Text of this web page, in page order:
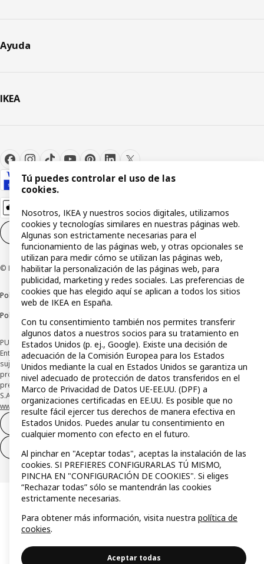
Ayuda
IKEA
Configuración de cookies ES
© Inter IKEA Systems B.V 1999-2026
Política de privacidadPolítica de cookiesTérminos y condiciones
Política de divulgación responsable
PUBLICIDAD: *Financiación a través de la tarjeta IKEA VISA emitida por la
Entidad de Pago híbrida CaixaBank Payments & Consumer, E.F.C., E.P., S.A.U., y
sujeta a su organización. La entidad ha escogido como sistema de
protección de los fondos recibidos de usuarios de servicios de pago que
presta su depósito en una cuenta bancaria separada abierta en CaixaBank,
S.A. Conoce más acerca de las formas de pago de tu tarjeta aquí:
www.caixabankpc.com/es/productos
Desistimiento del contrato
Tú puedes controlar el uso de las
cookies.
Nosotros, IKEA y nuestros socios digitales, utilizamos
cookies y tecnologías similares en nuestras páginas web.
Algunas son estrictamente necesarias para el
funcionamiento de las páginas web, y otras opcionales se
utilizan para medir cómo se utilizan las páginas web,
habilitar la personalización de las páginas web, para
publicidad, marketing y redes sociales. Las preferencias de
cookies que has elegido aquí se aplican a todos los sitios
web de IKEA en España.
Con tu consentimiento también nos permites transferir
algunos datos a nuestros socios para su tratamiento en
Estados Unidos (p. ej., Google). Existe una decisión de
adecuación de la Comisión Europea para los Estados
Unidos mediante la cual en Estados Unidos se garantiza un
nivel adecuado de protección de datos transferidos en el
Marco de Privacidad de Datos UE-EE.UU. (DPF) a
organizaciones certificadas en EE.UU. Es posible que no
resulte fácil ejercer tus derechos de manera efectiva en
Estados Unidos. Puedes anular tu consentimiento en
cualquier momento con efecto en el futuro.
Al pinchar en "Aceptar todas", aceptas la instalación de las
cookies. SI PREFIERES CONFIGURARLAS TÚ MISMO,
PINCHA EN "CONFIGURACIÓN DE COOKIES". Si eliges
“Rechazar todas” sólo se mantendrán las cookies
estrictamente necesarias.
Para obtener más información, visita nuestra política de
cookies.
Aceptar todas